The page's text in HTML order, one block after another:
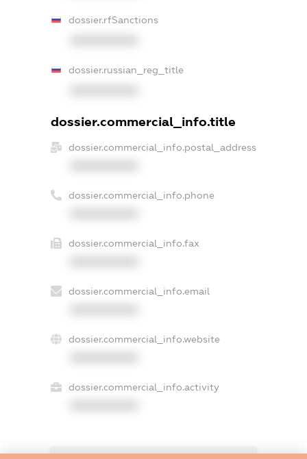
dossier.rfSanctions
dossier.russian_reg_title
dossier.commercial_info.title
dossier.commercial_info.postal_address
dossier.commercial_info.phone
dossier.commercial_info.fax
dossier.commercial_info.email
dossier.commercial_info.website
dossier.commercial_info.activity